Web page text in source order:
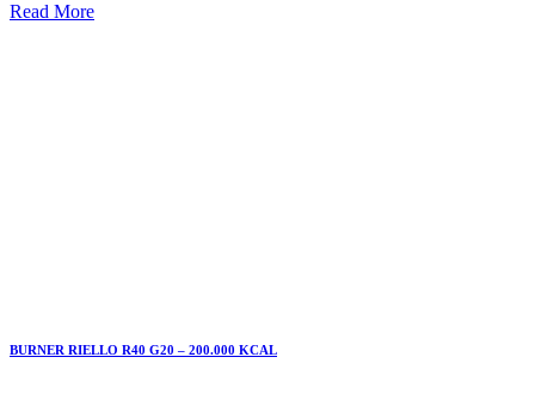
Read More
BURNER RIELLO R40 G20 – 200.000 KCAL